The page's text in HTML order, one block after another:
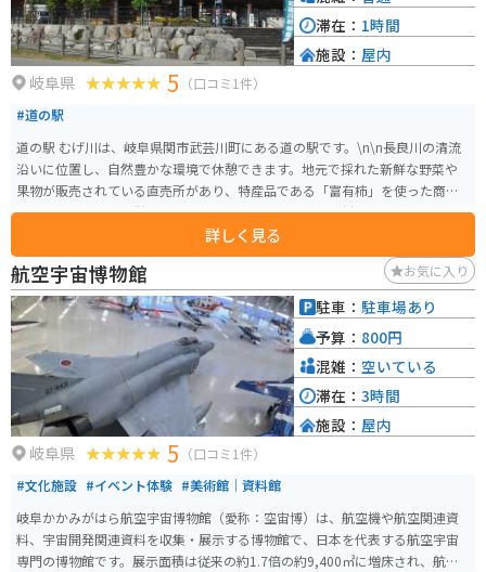
岐阜県 5 （口コミ1件）
#道の駅
道の駅 むげ川は、岐阜県関市武芸川町にある道の駅です。\n\n長良川の清流
沿いに位置し、自然豊かな環境で休憩できます。地元で採れた新鮮な野菜や
果物が販売されている直売所があり、特産品である「富有柿」を使った商品
も人気です。また、併設のレストランでは、地元産の食材を使った料理を楽
しむことができます。\n\nバイクで訪れる際は、長良川沿いの道を走るのが
おすすめです。道の駅周辺には、温泉施設やキャンプ場などもあり、ツーリ
ングの拠点としても最適です。
詳しく見る
滞在： 1時間
施設： 屋内
航空宇宙博物館 お気に入り
岐阜県 5 （口コミ1件）
#文化施設 #イベント体験 #美術館｜資料館
岐阜かかみがはら航空宇宙博物館（愛称：空宙博）は、航空機や航空関連資
料、宇宙開発関連資料を収集・展示する博物館で、日本を代表する航空宇宙
専門の博物館です。展示面積は従来の約1.7倍の約9,400㎡に増床され、航空
駐車： 駐車場あり
予算： 800円
混雑： 空いている
滞在： 3時間
施設： 屋内